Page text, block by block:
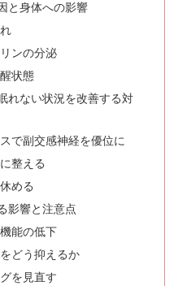
と身体への影響
ンの分泌
状態
れない状況を改善する対
で副交感神経を優位に
整える
める
影響と注意点
能の低下
どう抑えるか
を見直す